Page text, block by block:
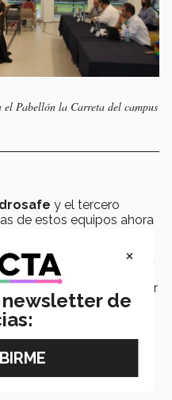
el Pabellón la Carreta del campus
y el tercero
de estos equipos ahora
en dicho premio.
Aquí ya no hay primero,
en igualdad de
FRISA”, manifestó Javier
deDepartamento de
a los cuatro
un viaje a
×
de